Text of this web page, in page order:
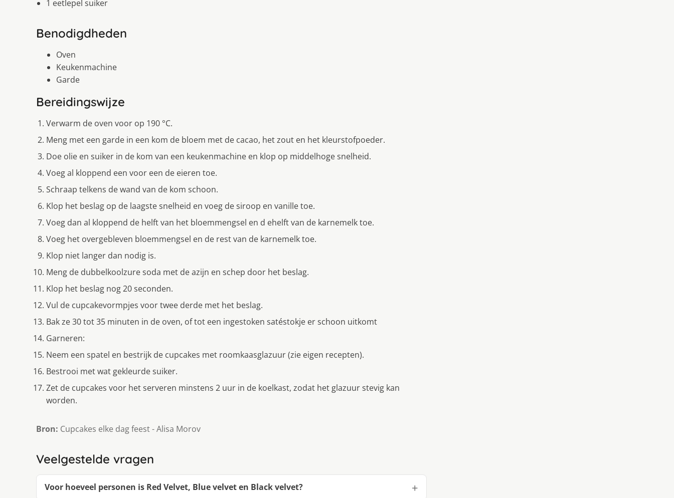
1 eetlepel suiker
Benodigdheden
Oven
Keukenmachine
Garde
Bereidingswijze
Verwarm de oven voor op 190 °C.
Meng met een garde in een kom de bloem met de cacao, het zout en het kleurstofpoeder.
Doe olie en suiker in de kom van een keukenmachine en klop op middelhoge snelheid.
Voeg al kloppend een voor een de eieren toe.
Schraap telkens de wand van de kom schoon.
Klop het beslag op de laagste snelheid en voeg de siroop en vanille toe.
Voeg dan al kloppend de helft van het bloemmengsel en d ehelft van de karnemelk toe.
Voeg het overgebleven bloemmengsel en de rest van de karnemelk toe.
Klop niet langer dan nodig is.
Meng de dubbelkoolzure soda met de azijn en schep door het beslag.
Klop het beslag nog 20 seconden.
Vul de cupcakevormpjes voor twee derde met het beslag.
Bak ze 30 tot 35 minuten in de oven, of tot een ingestoken satéstokje er schoon uitkomt
Garneren:
Neem een spatel en bestrijk de cupcakes met roomkaasglazuur (zie eigen recepten).
Bestrooi met wat gekleurde suiker.
Zet de cupcakes voor het serveren minstens 2 uur in de koelkast, zodat het glazuur stevig kan
worden.
Bron: Cupcakes elke dag feest - Alisa Morov
Veelgestelde vragen
Voor hoeveel personen is Red Velvet, Blue velvet en Black velvet?